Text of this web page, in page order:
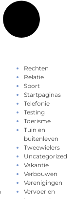
Rechten
Relatie
Sport
Startpaginas
Telefonie
Testing
Toerisme
Tuin en
buitenleven
Tweewielers
Uncategorized
Vakantie
Verbouwen
Verenigingen
Vervoer en